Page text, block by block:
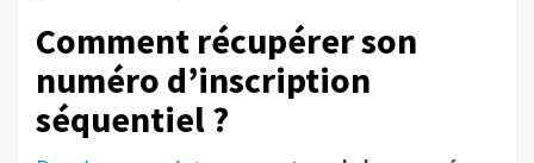
Comment récupérer son
numéro d’inscription
séquentiel ?